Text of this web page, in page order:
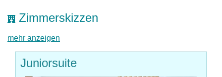
Zimmerskizzen
mehr anzeigen
Juniorsuite